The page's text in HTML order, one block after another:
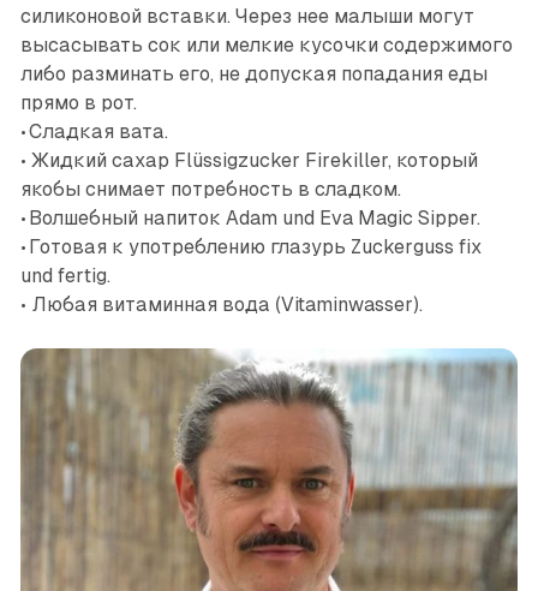
силиконовой вставки. Через нее малыши могут
высасывать сок или мелкие кусочки содержимого
либо разминать его, не допуская попадания еды
прямо в рот.
• Сладкая вата.
• Жидкий сахар Flüssigzucker Firekiller, который
якобы снимает потребность в сладком.
• Волшебный напиток Adam und Eva Magic Sipper.
• Готовая к употреблению глазурь Zuckerguss fix
und fertig.
• Любая витаминная вода (Vitaminwasser).